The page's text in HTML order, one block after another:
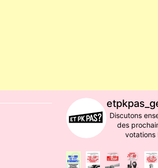
Discutons
des
votations